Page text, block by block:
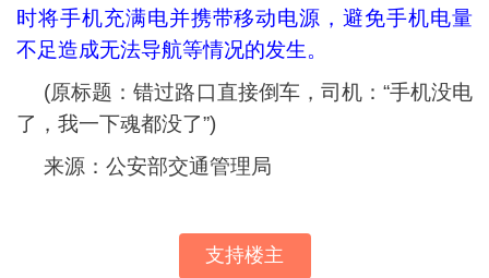
时将手机充满电并携带移动电源，避免手机电量
不足造成无法导航等情况的发生。
(原标题：错过路口直接倒车，司机：“手机没电
了，我一下魂都没了”)
来源：公安部交通管理局
支持楼主